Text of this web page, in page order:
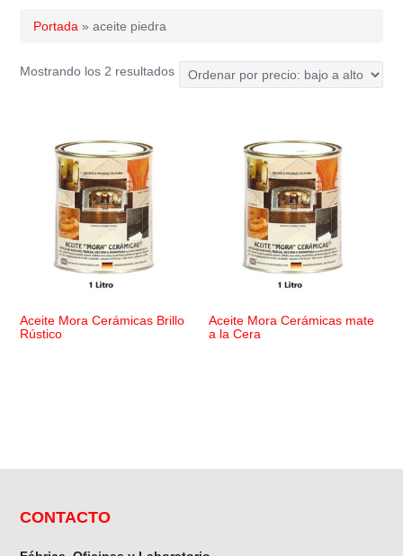
Portada » aceite piedra
Mostrando los 2 resultadosOrdenado
por
Aceite Mora Cerámicas Brillo
Rústico
Aceite Mora Cerámicas mate
a la Cera
CONTACTO